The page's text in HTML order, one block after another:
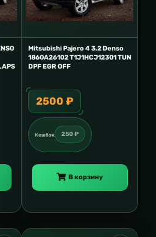
Mitsubishi Pajero 4 3.2 Denso
1860A26102 T1J1HCJ12301 TUN
DPF EGR OFF
2500 ₽
Кешбэк 250 ₽
В корзину